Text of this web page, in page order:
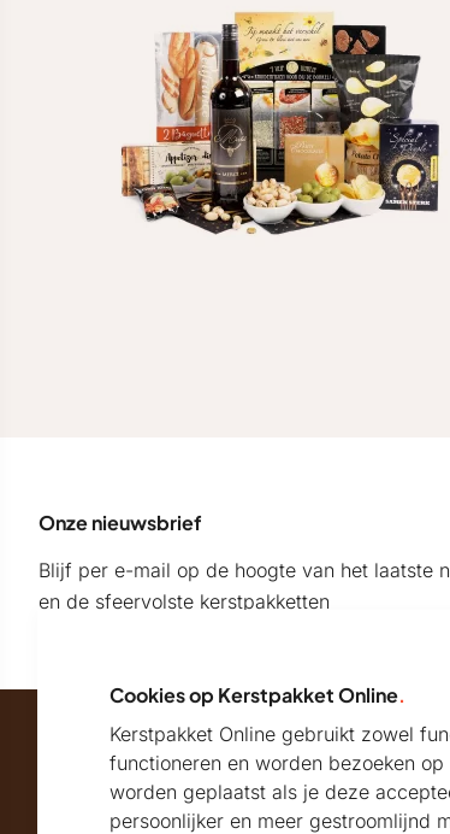
Onze nieuwsbrief
Blijf per e-mail op de hoogte van het laatste
en de sfeervolste kerstpakketten
Maatschappelijk partner van
Cookies op Kerstpakket Online.
Kerstpakket Online gebruikt zowel
functioneren en worden bezoeken
worden geplaatst als je deze
persoonlijker en meer gestroomlijnd